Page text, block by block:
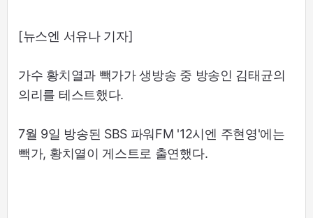
[뉴스엔 서유나 기자]
가수 황치열과 빽가가 생방송 중 방송인 김태균의
의리를 테스트했다.
7월 9일 방송된 SBS 파워FM '12시엔 주현영'에는
빽가, 황치열이 게스트로 출연했다.